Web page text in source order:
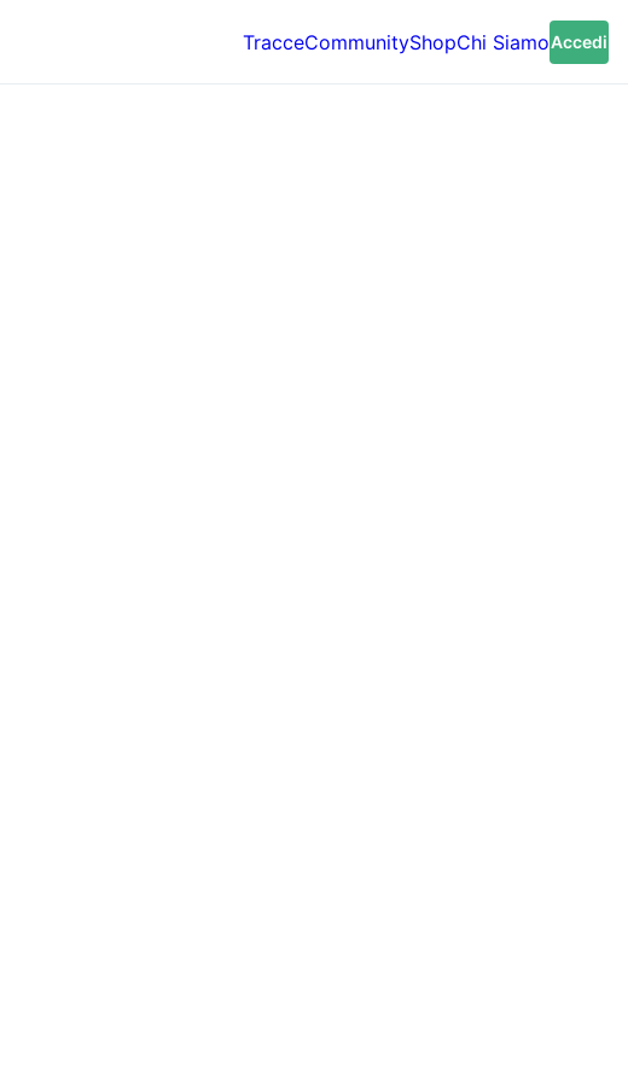
TracceCommunityShopChi SiamoAccedi